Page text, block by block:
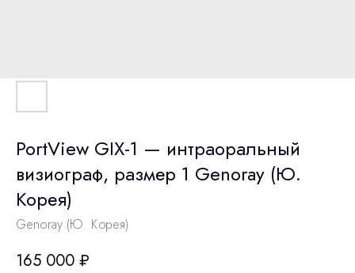
PortView GIX-1 — интраоральный
визиограф, размер 1 Genoray (Ю.
Корея)
Genoray (Ю. Корея)
165 000 ₽